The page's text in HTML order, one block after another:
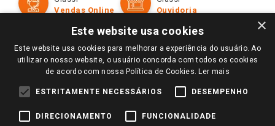
Perguntas frequentes
Trabalhe Conosco
Identidade Visual
Políticas de entrega
Trocas e Devoluções
Vendas Online
Ouvidoria
Redes Sociais
×
Este website usa cookies
Este website usa cookies para melhorar a experiência do usuário. Ao
utilizar o nosso website, o usuário concorda com todos os cookies
de acordo com nossa Política de Cookies. Ler mais
ESTRITAMENTE NECESSÁRIOS DESEMPENHO
DIRECIONAMENTO FUNCIONALIDADE